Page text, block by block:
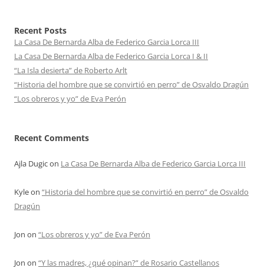
Recent Posts
La Casa De Bernarda Alba de Federico Garcia Lorca III
La Casa De Bernarda Alba de Federico Garcia Lorca I & II
“La Isla desierta” de Roberto Arlt
“Historia del hombre que se convirtió en perro” de Osvaldo Dragún
“Los obreros y yo” de Eva Perón
Recent Comments
Ajla Dugicon La Casa De Bernarda Alba de Federico Garcia Lorca III
Kyleon “Historia del hombre que se convirtió en perro” de Osvaldo
Dragún
Jon on “Los obreros y yo” de Eva Perón
Jon on “Y las madres, ¿qué opinan?” de Rosario Castellanos